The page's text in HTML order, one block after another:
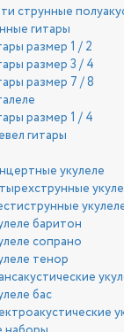
струнные
гитары
размер 1 / 2
размер 3 / 4
размер 7 / 8
размер 1 / 4
гитары
укулеле
баритон
сопрано
тенор
бас